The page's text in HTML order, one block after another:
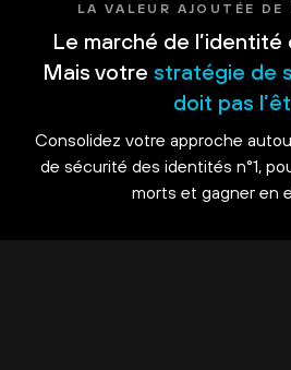
LA VALEUR AJOUTÉE DE
Le marché de
Mais votre stratégie de
doit pas
Consolidez votre approche
de sécurité des identités n°1,
morts et gagner en